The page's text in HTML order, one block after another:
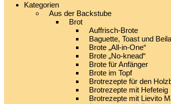
Kategorien
Aus der Backstube
Brot
Auffrisch-Brote
Baguette, Toast und
Brote „All-in-One“
Brote „No-knead“
Brote für Anfänger
Brote im Topf
Brotrezepte für den
Brotrezepte mit Hefeteig
Brotrezepte mit Lievito